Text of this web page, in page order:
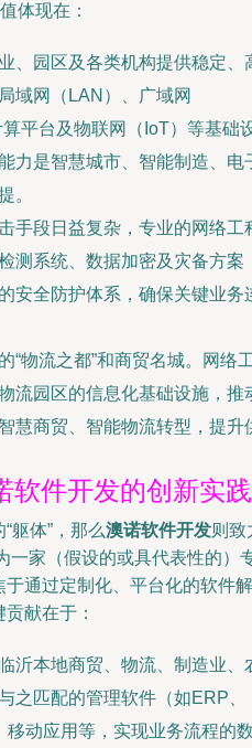
体现在：
、园区及各类机构提供稳定、
域网（LAN）、广域网
算平台及物联网（IoT）等基础
力是智慧城市、智能制造、电
。
手段日益复杂，专业的网络工
测系统、数据加密及灾备方案
安全防护体系，确保关键业务
“物流之都”和商贸名城。网络
流园区的信息化基础设施，推
慧商贸、智能物流转型，提升
软件开发的创新实践
躯体”，那么澳诺软件开发则致
一家（假设的或具代表性的）
通过定制化、平台化的软件解
献在于：
沂本地商贸、物流、制造业、
之匹配的管理软件（如ERP、
动应用等，实现业务流程的